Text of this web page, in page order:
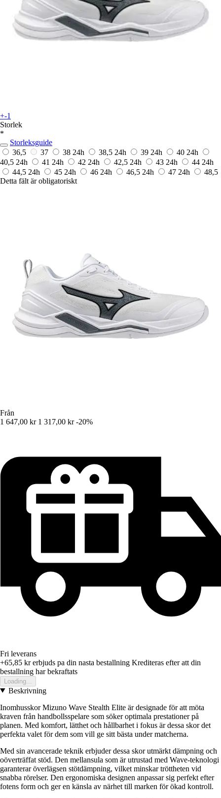
+-1
Storlek
*
Storleksguide
36,5
37 38 24h 38,5 24h 39 24h 40 24h
40,5 24h 41 24h 42 24h 42,5 24h 43 24h 44 24h
44,5 24h 45 24h 46 24h 46,5 24h 47 24h
48,5
Detta fält är obligatoriskt
Från
1 647,00 kr 1 317,00 kr -20%
Fri leverans
+65,85 krerbjuds pa din nasta bestallning Krediteras efter att din
bestallning har bekraftats
Loading...
Beskrivning
Inomhusskor Mizuno Wave Stealth Elite är designade för att möta
kraven från handbollsspelare som söker optimala prestationer på
planen. Med komfort, lätthet och hållbarhet i fokus är dessa skor det
perfekta valet för dem som vill ge sitt bästa under matcherna.
Med sin avancerade teknik erbjuder dessa skor utmärkt dämpning och
oöverträffat stöd. Den mellansula som är utrustad med Wave-teknologi
garanterar överlägsen stötdämpning, vilket minskar tröttheten vid
snabba rörelser. Den ergonomiska designen anpassar sig perfekt efter
fotens form och ger en känsla av närhet till marken för ökad kontroll.